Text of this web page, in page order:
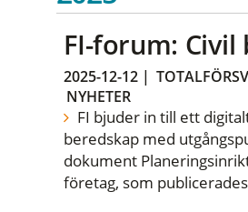
FI-forum: Civil
2025-12-12 |
NYHETER
FI bjuder in till ett
beredskap med
dokument
företag, som